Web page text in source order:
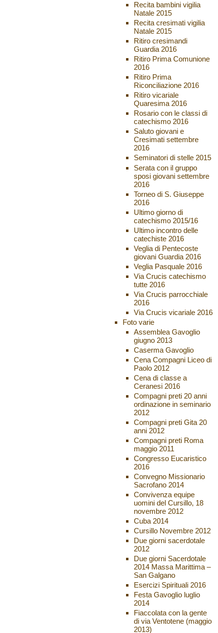
Recita bambini vigilia
Natale 2015
Recita cresimati vigilia
Natale 2015
Ritiro cresimandi
Guardia 2016
Ritiro Prima Comunione
2016
Ritiro Prima
Riconciliazione 2016
Ritiro vicariale
Quaresima 2016
Rosario con le classi di
catechismo 2016
Saluto giovani e
Cresimati settembre
2016
Seminatori di stelle 2015
Serata con il gruppo
sposi giovani settembre
2016
Torneo di S. Giuseppe
2016
Ultimo giorno di
catechismo 2015/16
Ultimo incontro delle
catechiste 2016
Veglia di Pentecoste
giovani Guardia 2016
Veglia Pasquale 2016
Via Crucis catechismo
tutte 2016
Via Crucis parrocchiale
2016
Via Crucis vicariale 2016
Foto varie
Assemblea Gavoglio
giugno 2013
Caserma Gavoglio
Cena Compagni Liceo di
Paolo 2012
Cena di classe a
Ceranesi 2016
Compagni preti 20 anni
ordinazione in seminario
2012
Compagni preti Gita 20
anni 2012
Compagni preti Roma
maggio 2011
Congresso Eucaristico
2016
Convegno Missionario
Sacrofano 2014
Convivenza equipe
uomini del Cursillo, 18
novembre 2012
Cuba 2014
Cursillo Novembre 2012
Due giorni sacerdotale
2012
Due giorni Sacerdotale
2014 Massa Marittima –
San Galgano
Esercizi Spirituali 2016
Festa Gavoglio luglio
2014
Fiaccolata con la gente
di via Ventotene (maggio
2013)